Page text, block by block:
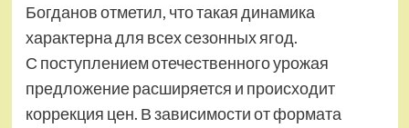
Богданов отметил, что такая динамика
характерна для всех сезонных ягод.
С поступлением отечественного урожая
предложение расширяется и происходит
коррекция цен. В зависимости от формата